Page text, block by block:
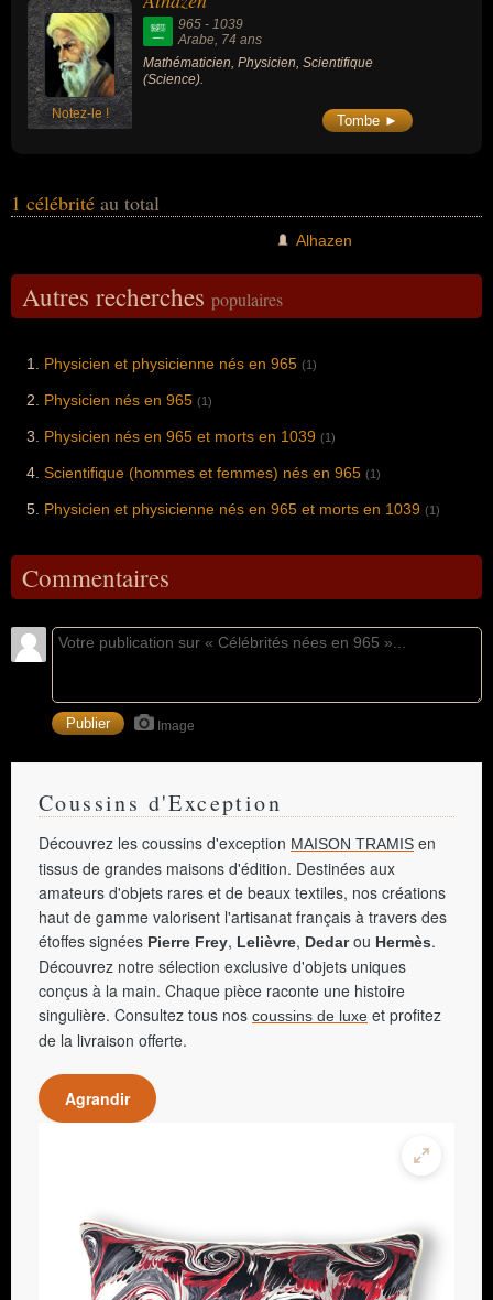
Notez-le !
965 - 1039
Arabe, 74 ans
Mathématicien, Physicien, Scientifique
(Science).
Tombe ►
1 célébrité au total
Alhazen
Autres recherches populaires
Physicien et physicienne nés en 965 (1)
Physicien nés en 965 (1)
Physicien nés en 965 et morts en 1039 (1)
Scientifique (hommes et femmes) nés en 965 (1)
Physicien et physicienne nés en 965 et morts en 1039 (1)
Commentaires
Image
Coussins d'Exception
Découvrez les coussins d'exception MAISON TRAMIS en
tissus de grandes maisons d'édition. Destinées aux
amateurs d'objets rares et de beaux textiles, nos créations
haut de gamme valorisent l'artisanat français à travers des
étoffes signées Pierre Frey, Lelièvre, Dedarou Hermès.
Découvrez notre sélection exclusive d'objets uniques
conçus à la main. Chaque pièce raconte une histoire
singulière. Consultez tous nos coussins de luxe et profitez
de la livraison offerte.
Agrandir